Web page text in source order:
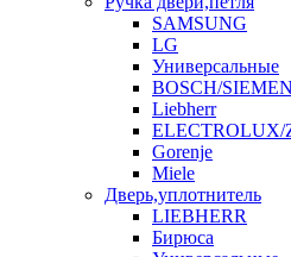
SAMSUNG
LG
Универсальные
BOSCH/
Liebherr
ELECTROLUX/
Gorenje
Miele
Дверь,уплотнитель
LIEBHERR
Бирюса